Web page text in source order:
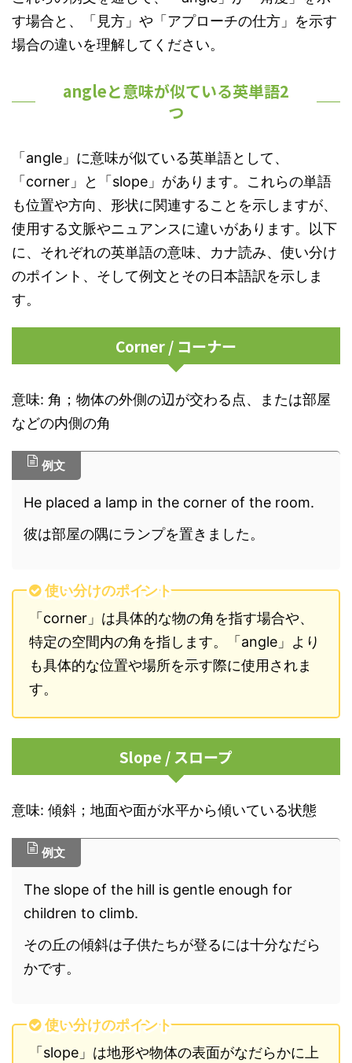
す場合と、「見方」や「アプローチの仕方」を示す
場合の違いを理解してください。
angleと意味が似ている英単語2
つ
「angle」に意味が似ている英単語として、
「corner」と「slope」があります。これらの単語
も位置や方向、形状に関連することを示しますが、
使用する文脈やニュアンスに違いがあります。以下
に、それぞれの英単語の意味、カナ読み、使い分け
のポイント、そして例文とその日本語訳を示しま
す。
Corner / コーナー
意味: 角；物体の外側の辺が交わる点、または部屋
などの内側の角
例文
He placed a lamp in the corner of the room.
彼は部屋の隅にランプを置きました。
使い分けのポイント
「corner」は具体的な物の角を指す場合や、
特定の空間内の角を指します。「angle」より
も具体的な位置や場所を示す際に使用されま
す。
Slope / スロープ
意味: 傾斜；地面や面が水平から傾いている状態
例文
The slope of the hill is gentle enough for
children to climb.
その丘の傾斜は子供たちが登るには十分なだら
かです。
使い分けのポイント
「slope」は地形や物体の表面がなだらかに上